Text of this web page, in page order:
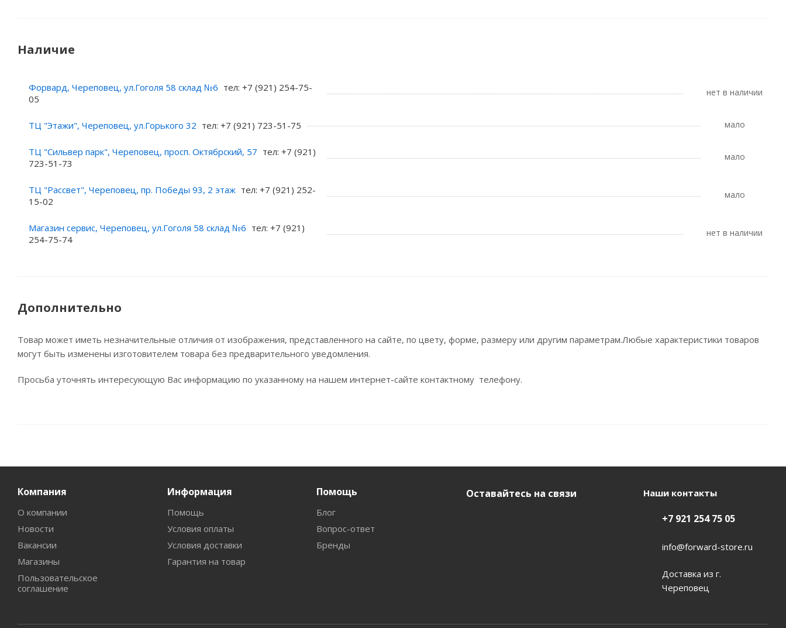
Наличие
Форвард, Череповец, ул.Гоголя 58 склад №6 тел: +7 (921) 254-75-
05
Нет в наличии
ТЦ "Этажи", Череповец, ул.Горького 32 тел: +7 (921) 723-51-75 Мало
ТЦ "Сильвер парк", Череповец, просп. Октябрский, 57 тел: +7 (921)
723-51-73
Мало
ТЦ "Рассвет", Череповец, пр. Победы 93, 2 этаж тел: +7 (921) 252-
15-02
Мало
Магазин сервис, Череповец, ул.Гоголя 58 склад №6 тел: +7 (921)
254-75-74
Нет в наличии
Дополнительно
Товар может иметь незначительные отличия от изображения, представленного на сайте, по цвету, форме, размеру или другим параметрам.Любые характеристики товаров
могут быть изменены изготовителем товара без предварительного уведомления.
Просьба уточнять интересующую Вас информацию по указанному на нашем интернет-сайте контактному телефону.
Компания
О компании
Новости
Вакансии
Магазины
Пользовательское
соглашение
Информация
Помощь
Условия оплаты
Условия доставки
Гарантия на товар
Помощь
Блог
Вопрос-ответ
Бренды
Оставайтесь на связи Наши контакты
+7 921 254 75 05
info@forward-store.ru
Доставка из г.
Череповец